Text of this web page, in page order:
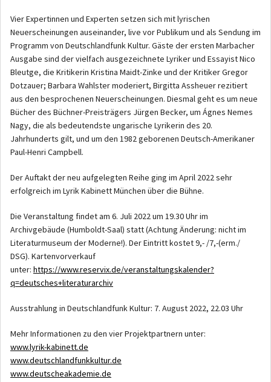
Vier Expertinnen und Experten setzen sich mit lyrischen
Neuerscheinungen auseinander, live vor Publikum und als Sendung im
Programm von Deutschlandfunk Kultur. Gäste der ersten Marbacher
Ausgabe sind der vielfach ausgezeichnete Lyriker und Essayist Nico
Bleutge, die Kritikerin Kristina Maidt-Zinke und der Kritiker Gregor
Dotzauer; Barbara Wahlster moderiert, Birgitta Assheuer rezitiert
aus den besprochenen Neuerscheinungen. Diesmal geht es um neue
Bücher des Büchner-Preisträgers Jürgen Becker, um Ágnes Nemes
Nagy, die als bedeutendste ungarische Lyrikerin des 20.
Jahrhunderts gilt, und um den 1982 geborenen Deutsch-Amerikaner
Paul-Henri Campbell.
Der Auftakt der neu aufgelegten Reihe ging im April 2022 sehr
erfolgreich im Lyrik Kabinett München über die Bühne.
Die Veranstaltung findet am 6. Juli 2022 um 19.30 Uhr im
Archivgebäude (Humboldt-Saal) statt (Achtung Änderung: nicht im
Literaturmuseum der Moderne!). Der Eintritt kostet 9,- /7,-(erm./
DSG). Kartenvorverkauf
unter: https://www.reservix.de/veranstaltungskalender?
q=deutsches+literaturarchiv
Ausstrahlung in Deutschlandfunk Kultur: 7. August 2022, 22.03 Uhr
Mehr Informationen zu den vier Projektpartnern unter:
www.lyrik-kabinett.de
www.deutschlandfunkkultur.de
www.deutscheakademie.de